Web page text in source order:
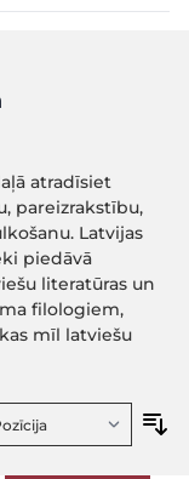
atradīsiet
pareizrakstību,
Latvijas
piedāvā
literatūras un
filologiem,
mīl latviešu